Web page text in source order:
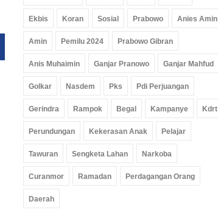
Ekbis Koran Sosial Prabowo Anies Amin
Amin Pemilu 2024 Prabowo Gibran
Anis Muhaimin Ganjar Pranowo Ganjar Mahfud
Golkar Nasdem Pks Pdi Perjuangan
Gerindra Rampok Begal Kampanye Kdrt
Perundungan Kekerasan Anak Pelajar
Tawuran Sengketa Lahan Narkoba
Curanmor Ramadan Perdagangan Orang
Daerah